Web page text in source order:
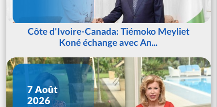
Côte d'Ivoire-Canada: Tiémoko Meyliet
Koné échange avec An...
7 Août
2026